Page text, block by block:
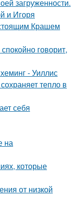
загруженности.
и Игоря
Крашем
говорит,
- Уиллис
тепло в
себя
на
которые
от низкой